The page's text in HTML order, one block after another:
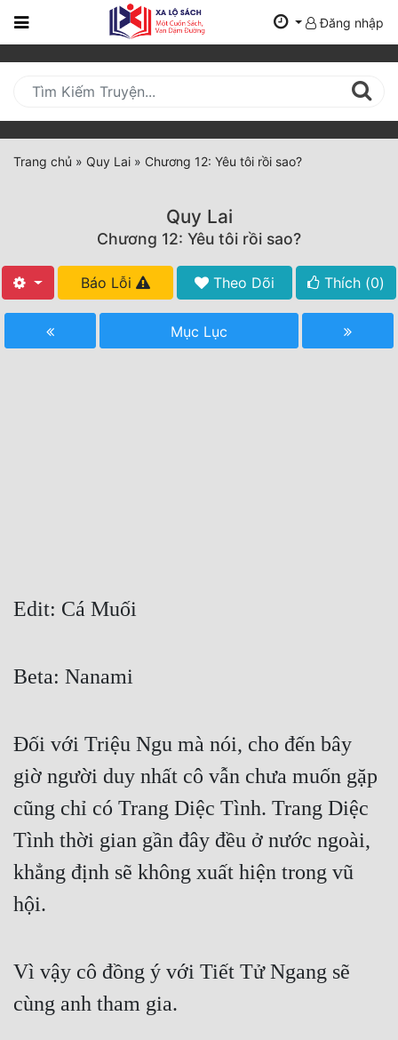
Trang
Mới
Cập
Nhật
(current)
Tất Cả
Truyện ngắn
Cạnh Kỹ
Cổ Tiên Hiệp
Cổ Đại
Du Hí
Dã Sử
Dị Giới
Đăng nhập
Trang chủ » Quy Lai » Chương 12: Yêu tôi rồi sao?
Quy Lai
Chương 12: Yêu tôi rồi sao?
Báo Lỗi Theo Dõi Thích (0)
Mục Lục
Edit: Cá Muối
Beta: Nanami
Đối với Triệu Ngu mà nói, cho đến bây
giờ người duy nhất cô vẫn chưa muốn gặp
cũng chỉ có Trang Diệc Tình. Trang Diệc
Tình thời gian gần đây đều ở nước ngoài,
khẳng định sẽ không xuất hiện trong vũ
hội.
Vì vậy cô đồng ý với Tiết Tử Ngang sẽ
cùng anh tham gia.